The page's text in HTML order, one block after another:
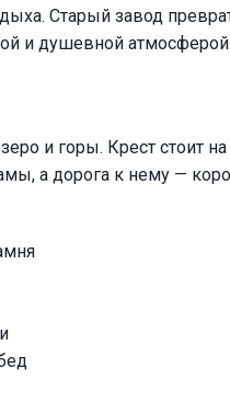
Старый завод
и душевной
и горы. Крест стоит
а дорога к нему —